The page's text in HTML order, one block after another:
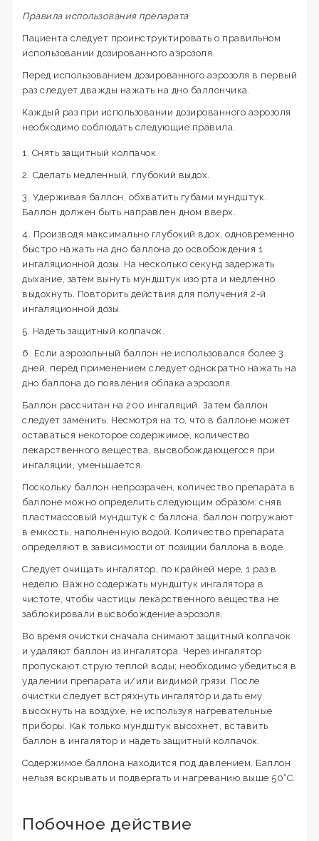
Правила использования препарата
Пациента следует проинструктировать о правильном
использовании дозированного аэрозоля.
Перед использованием дозированного аэрозоля в первый
раз следует дважды нажать на дно баллончика.
Каждый раз при использовании дозированного аэрозоля
необходимо соблюдать следующие правила.
1. Снять защитный колпачок.
2. Сделать медленный, глубокий выдох.
3. Удерживая баллон, обхватить губами мундштук.
Баллон должен быть направлен дном вверх.
4. Производя максимально глубокий вдох, одновременно
быстро нажать на дно баллона до освобождения 1
ингаляционной дозы. На несколько секунд задержать
дыхание, затем вынуть мундштук изо рта и медленно
выдохнуть. Повторить действия для получения 2-й
ингаляционной дозы.
5. Надеть защитный колпачок.
6. Если аэрозольный баллон не использовался более 3
дней, перед применением следует однократно нажать на
дно баллона до появления облака аэрозоля.
Баллон рассчитан на 200 ингаляций. Затем баллон
следует заменить. Несмотря на то, что в баллоне может
оставаться некоторое содержимое, количество
лекарственного вещества, высвобождающегося при
ингаляции, уменьшается.
Поскольку баллон непрозрачен, количество препарата в
баллоне можно определить следующим образом: сняв
пластмассовый мундштук с баллона, баллон погружают
в емкость, наполненную водой. Количество препарата
определяют в зависимости от позиции баллона в воде.
Следует очищать ингалятор, по крайней мере, 1 раз в
неделю. Важно содержать мундштук ингалятора в
чистоте, чтобы частицы лекарственного вещества не
заблокировали высвобождение аэрозоля.
Во время очистки сначала снимают защитный колпачок
и удаляют баллон из ингалятора. Через ингалятор
пропускают струю теплой воды; необходимо убедиться в
удалении препарата и/или видимой грязи. После
очистки следует встряхнуть ингалятор и дать ему
высохнуть на воздухе, не используя нагревательные
приборы. Как только мундштук высохнет, вставить
баллон в ингалятор и надеть защитный колпачок.
Содержимое баллона находится под давлением. Баллон
нельзя вскрывать и подвергать и нагреванию выше 50°С.
Побочное действие